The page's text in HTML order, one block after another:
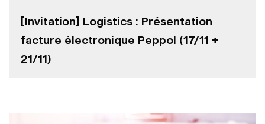
[Invitation] Logistics : Présentation
facture électronique Peppol (17/11 +
21/11)